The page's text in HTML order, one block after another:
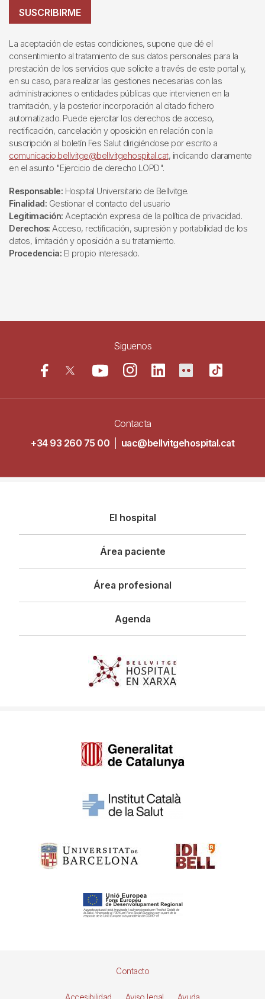
SUSCRIBIRME
La aceptación de estas condiciones, supone que dé el
consentimiento al tratamiento de sus datos personales para la
prestación de los servicios que solicite a través de este portal y,
en su caso, para realizar las gestiones necesarias con las
administraciones o entidades públicas que intervienen en la
tramitación, y la posterior incorporación al citado fichero
automatizado. Puede ejercitar los derechos de acceso,
rectificación, cancelación y oposición en relación con la
suscripción al boletín Fes Salut dirigiéndose por escrito a
comunicacio.bellvitge@bellvitgehospital.cat, indicando claramente
en el asunto "Ejercicio de derecho LOPD".
Responsable: Hospital Universitario de Bellvitge.
Finalidad: Gestionar el contacto del usuario
Legitimación: Aceptación expresa de la política de privacidad.
Derechos: Acceso, rectificación, supresión y portabilidad de los
datos, limitación y oposición a su tratamiento.
Procedencia: El propio interesado.
Siguenos
Contacta
+34 93 260 75 00
uac@bellvitgehospital.cat
principal
El hospital
Área paciente
Área profesional
Agenda
Contacto
Accesibilidad Aviso legal Ayuda